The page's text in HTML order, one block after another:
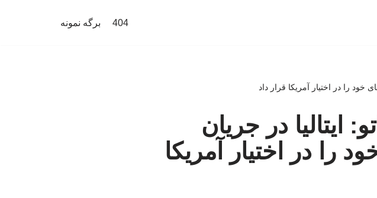
404 برگه نمونه
خود را در اختیار آمریکا قرار داد
ایتالیا در جریان
را در اختیار آمریکا